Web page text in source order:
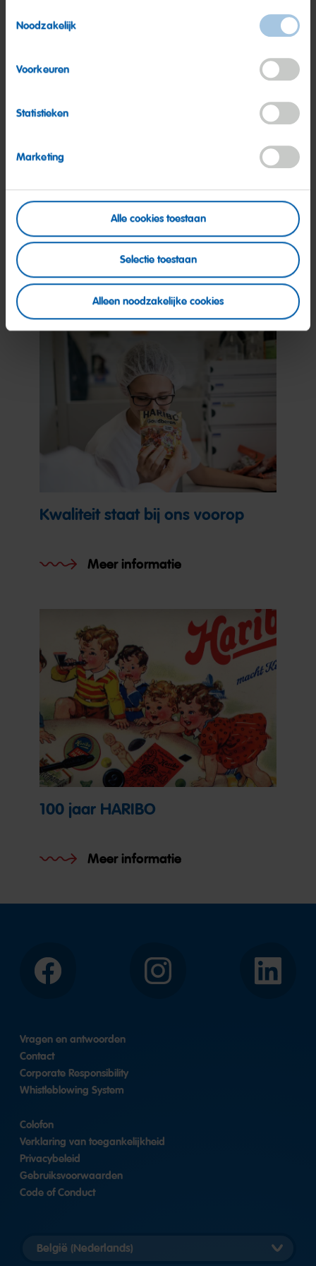
Noodzakelijk
Voorkeuren
Statistieken
Marketing
Alle cookies toestaan
Selectie toestaan
Alleen noodzakelijke cookies
Onze productie: een kleurrijke
Kwaliteit staat bij ons voorop
Meer informatie
100 jaar HARIBO
Meer informatie
Facebook Instagram LinkedIn
Vragen en antwoorden
Contact
Corporate Responsibility
Whistleblowing System
Colofon
Verklaring van toegankelijkheid
Privacybeleid
Gebruiksvoorwaarden
Code of Conduct
selecteren